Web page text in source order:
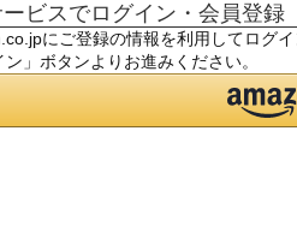
ビスでログイン・会員登録
にご登録の情報を利用してログ
ン」ボタンよりお進みください。